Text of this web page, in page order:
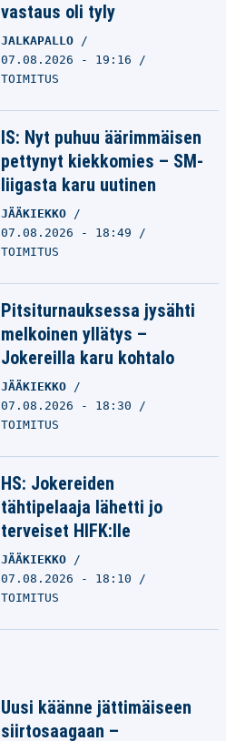
vastaus oli tyly
JALKAPALLO
07.08.2026 - 19:16
TOIMITUS
IS: Nyt puhuu äärimmäisen
pettynyt kiekkomies – SM-
liigasta karu uutinen
JÄÄKIEKKO
07.08.2026 - 18:49
TOIMITUS
Pitsiturnauksessa jysähti
melkoinen yllätys –
Jokereilla karu kohtalo
JÄÄKIEKKO
07.08.2026 - 18:30
TOIMITUS
HS: Jokereiden
tähtipelaaja lähetti jo
terveiset HIFK:lle
JÄÄKIEKKO
07.08.2026 - 18:10
TOIMITUS
Uusi käänne jättimäiseen
siirtosaagaan –